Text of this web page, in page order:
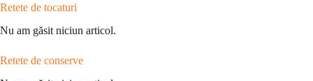
Retete de tocaturi
Nu am găsit niciun articol.
Retete de conserve